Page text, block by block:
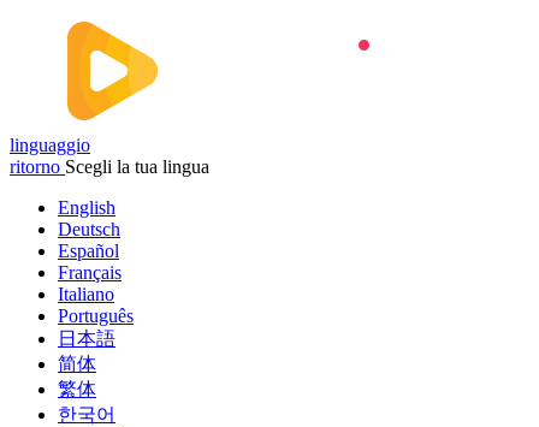
linguaggio
ritorno Scegli la tua lingua
English
Deutsch
Español
Français
Italiano
Português
日本語
简体
繁体
한국어